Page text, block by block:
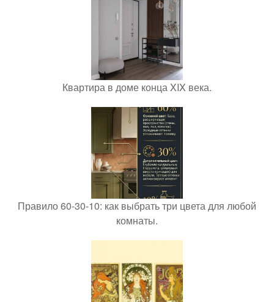
Квартира в доме конца XIX века.
Правило 60-30-10: как выбрать три цвета для любой
комнаты.